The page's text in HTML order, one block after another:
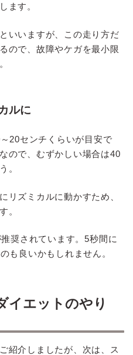
ます。
いいますが、この走り方だ
ので、故障やケガを最小限
ルに
20センチくらいが目安で
ので、むずかしい場合は40
。
リズミカルに動かすため、
。
奨されています。5秒間に
も良いかもしれません。
イエットのやり
紹介しましたが、次は、ス